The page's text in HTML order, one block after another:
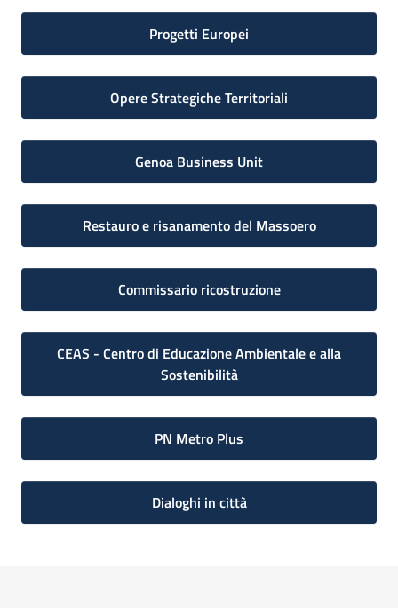
Progetti Europei
Opere Strategiche Territoriali
Genoa Business Unit
Restauro e risanamento del Massoero
Commissario ricostruzione
CEAS - Centro di Educazione Ambientale e alla
Sostenibilità
PN Metro Plus
Dialoghi in città